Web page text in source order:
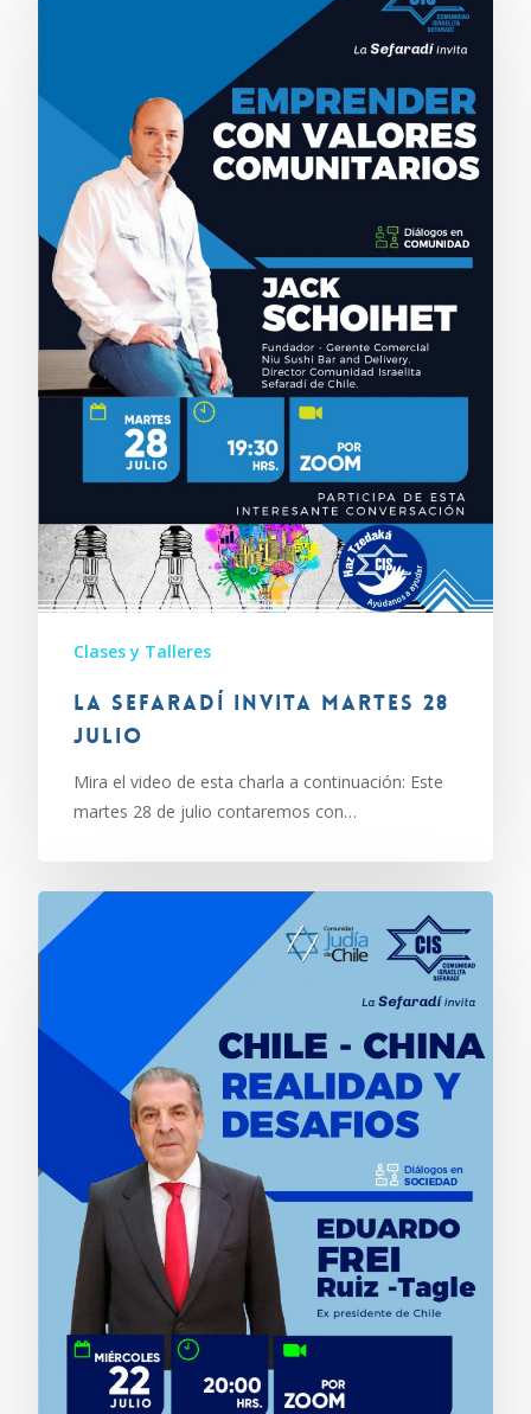
Clases y Talleres
La Sefaradí invita martes 28
julio
Mira el video de esta charla a continuación: Este
martes 28 de julio contaremos con…